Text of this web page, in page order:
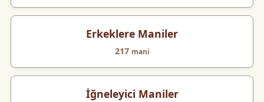
Erkeklere Maniler
217 mani
İğneleyici Maniler